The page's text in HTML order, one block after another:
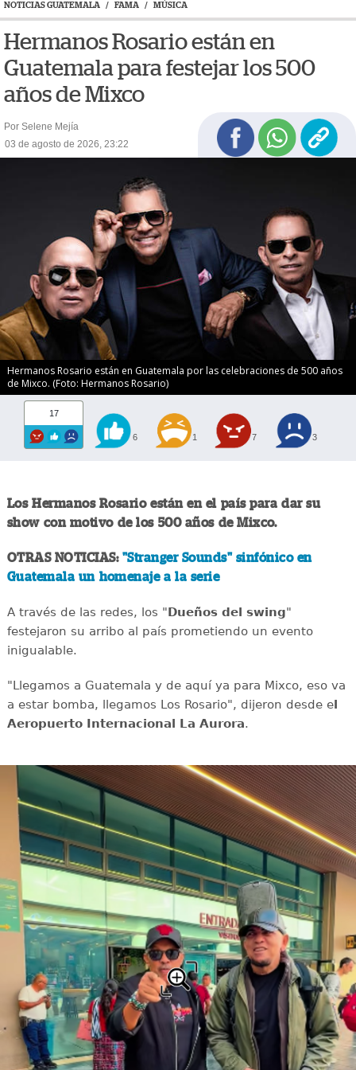
NOTICIAS GUATEMALA / FAMA / MÚSICA
Hermanos Rosario están en
Guatemala para festejar los 500
años de Mixco
Por Selene Mejía
03 de agosto de 2026, 23:22
Hermanos Rosario están en Guatemala por las celebraciones de 500 años
de Mixco. (Foto: Hermanos Rosario)
17
6 1 7 3
Los Hermanos Rosario están en el país para dar su
show con motivo de los 500 años de Mixco.
OTRAS NOTICIAS: "Stranger Sounds" sinfónico en
Guatemala un homenaje a la serie
A través de las redes, los "Dueños del swing"
festejaron su arribo al país prometiendo un evento
inigualable.
"Llegamos a Guatemala y de aquí ya para Mixco, eso va
a estar bomba, llegamos Los Rosario", dijeron desde el
Aeropuerto Internacional La Aurora.